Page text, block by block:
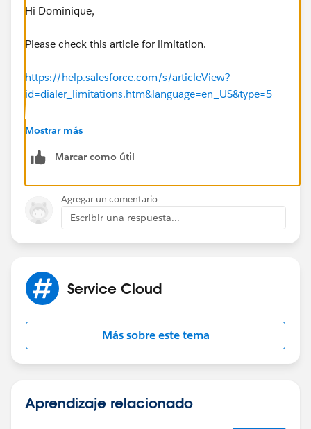
Hi Dominique,
Please check this article for limitation.
https://help.salesforce.com/s/articleView?
id=dialer_limitations.htm&language=en_US&type=5
Regards,
Mostrar más
Marcar como útil
Agregar un comentario
Escribir una respuesta...
Service Cloud
Más sobre este tema
Aprendizaje relacionado